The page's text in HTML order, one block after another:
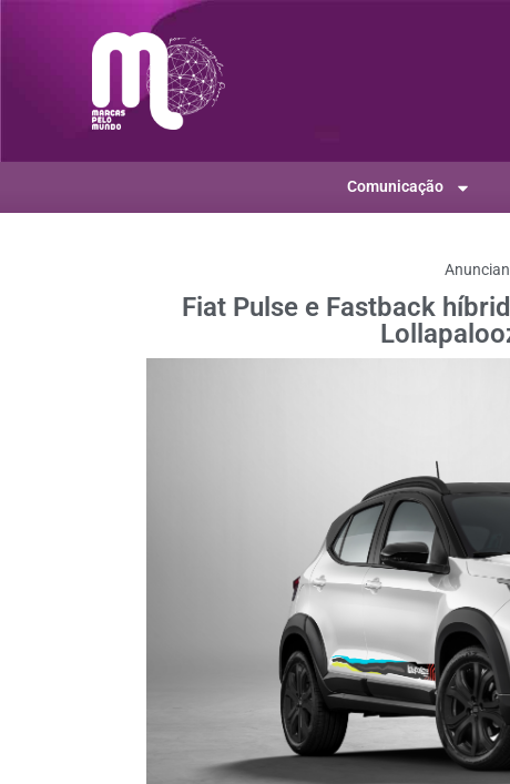
Comunicação
Fiat Pulse e Fastback